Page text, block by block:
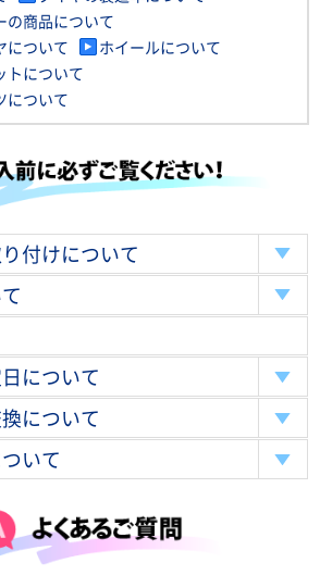
の商品について
について
ホイールについて
トについて
について
付けについて
について
について
いて